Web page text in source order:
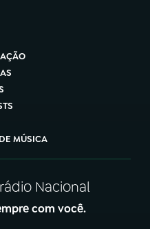
MÚSICA
Nacional
com você.